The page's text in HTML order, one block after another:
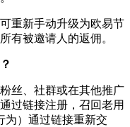
重新手动升级为欧易节
有被邀请人的返佣。
丝、社群或在其他推广
过链接注册，召回老用
为）通过链接重新交